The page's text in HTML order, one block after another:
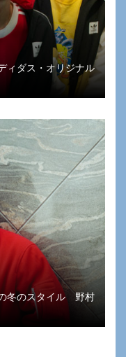
ィダス・オリジナル
冬のスタイル 野村